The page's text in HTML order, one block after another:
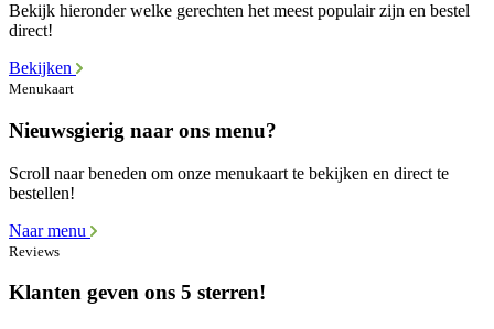
Bekijk hieronder welke gerechten het meest populair zijn en bestel
direct!
Bekijken
Menukaart
Nieuwsgierig naar ons menu?
Scroll naar beneden om onze menukaart te bekijken en direct te
bestellen!
Naar menu
Reviews
Klanten geven ons 5 sterren!